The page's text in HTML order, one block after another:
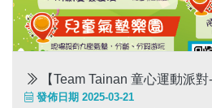
【Team Tainan 童心運動派對
發佈日期 2025-03-21